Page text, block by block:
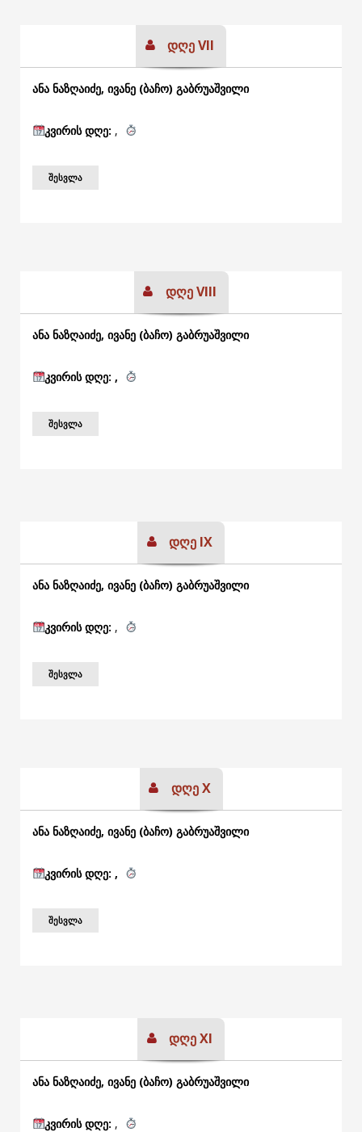
დღე VII
ანა ნაზღაიძე, ივანე (ბაჩო) გაბრუაშვილი
კვირის დღე: ,
ᲨᲔᲡᲕᲚᲐ
დღე VIII
ანა ნაზღაიძე, ივანე (ბაჩო) გაბრუაშვილი
კვირის დღე: ,
ᲨᲔᲡᲕᲚᲐ
დღე IX
ანა ნაზღაიძე, ივანე (ბაჩო) გაბრუაშვილი
კვირის დღე: ,
ᲨᲔᲡᲕᲚᲐ
დღე X
ანა ნაზღაიძე, ივანე (ბაჩო) გაბრუაშვილი
კვირის დღე: ,
ᲨᲔᲡᲕᲚᲐ
დღე XI
ანა ნაზღაიძე, ივანე (ბაჩო) გაბრუაშვილი
კვირის დღე: ,